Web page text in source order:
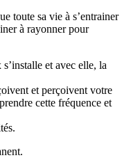
toute sa vie à s’entrainer
à rayonner pour
et avec elle, la
et perçoivent votre
cette fréquence et